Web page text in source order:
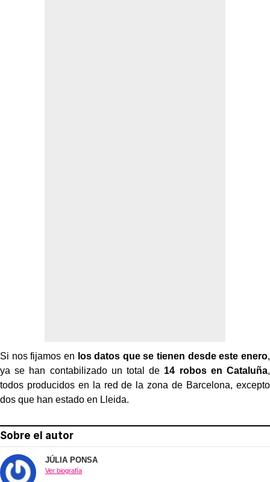
Si nos fijamos en los datos que se tienen desde este enero,
ya se han contabilizado un total de 14 robos en Cataluña,
todos producidos en la red de la zona de Barcelona, excepto
dos que han estado en Lleida.
Sobre el autor
JÚLIA PONSA
Ver biografía